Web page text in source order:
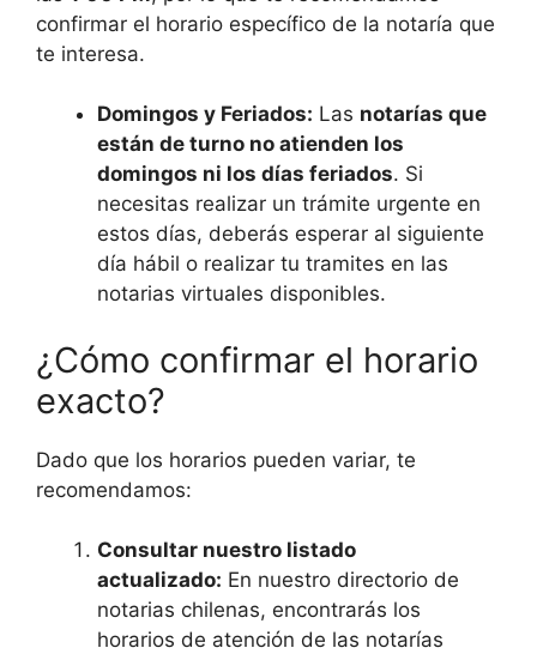
confirmar el horario específico de la notaría que
te interesa.
Domingos y Feriados: Las notarías que
están de turno no atienden los
domingos ni los días feriados. Si
necesitas realizar un trámite urgente en
estos días, deberás esperar al siguiente
día hábil o realizar tu tramites en las
notarias virtuales disponibles.
¿Cómo confirmar el horario
exacto?
Dado que los horarios pueden variar, te
recomendamos:
Consultar nuestro listado
actualizado: En nuestro directorio de
notarias chilenas, encontrarás los
horarios de atención de las notarías